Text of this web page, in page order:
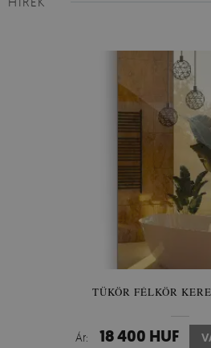
TÜKÖR FÉLKÖR
Ár: 18 400 HUF